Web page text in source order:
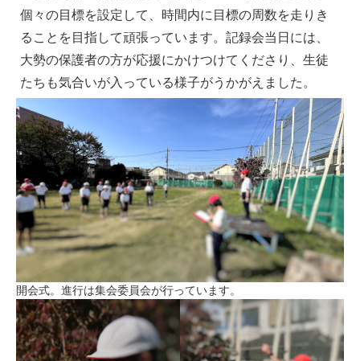
個々の目標を設定して、時間内に目標の周数を走りき
ることを目指して頑張っています。記録会当日には、
大勢の保護者の方が応援にかけつけてくださり、生徒
たちも気合いが入っている様子がうかがえました。
開会式。進行は集会委員会が行っています。